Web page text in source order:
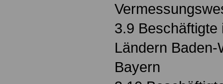
3.9 Beschäftigte
Ländern
Bayern